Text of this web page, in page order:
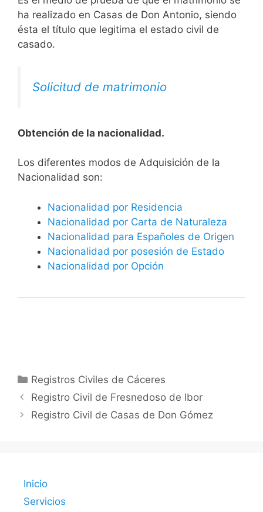
ha realizado en Casas de Don Antonio, siendo
ésta el título que legitima el estado civil de
casado.
Solicitud de matrimonio
Obtención de la nacionalidad.
​​​Los diferentes modos de Adquisición de la
Nacionalidad son:
Nacionalidad por Residencia
Nacionalidad por Carta de Naturaleza
Nacionalidad para Españoles de Origen
Nacionalidad por posesión de Estado
Nacionalidad por Opción
Categorías
Registros Civiles de Cáceres
Registro Civil de Fresnedoso de Ibor
Registro Civil de Casas de Don Gómez
Inicio
Servicios